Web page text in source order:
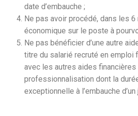
date d’embauche ;
Ne pas avoir procédé, dans les
économique sur le poste à
Ne pas bénéficier d’une autre
titre du salarié recruté en emploi
avec les autres aides
professionnalisation dont la
exceptionnelle à l’embauche